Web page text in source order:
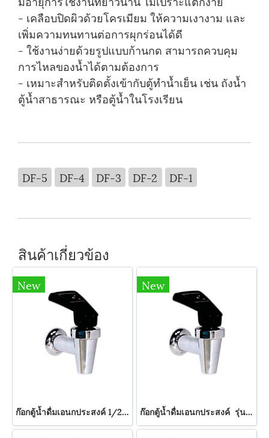
- เคลือบปิดผิวด้วยโครเมียม ให้ความเงางาม และ
เพิ่มความทนทานต่อการผุกร่อนได้ดี
- ใช้งานง่ายด้วยรูปแบบก้านกด สามารถควบคุม
การไหลของน้ำได้ตามต้องการ
- เหมาะสำหรับติดตั้งเข้ากับตู้ทำน้ำเย็น เช่น ถังน้ำ
ตู้น้ำสาธารณะ หรือตู้น้ำในโรงเรียน
DF-5 DF-4 DF-3 DF-2 DF-1
สินค้าเกี่ยวข้อง
New
ก๊อกตู้น้ำดื่มเอนกประสงค์ 1/2" รุ่น DF-5 HANG
New
ก๊อกตู้น้ำดื่มเอนกประสงค์ รุ่น DF-3 HANG